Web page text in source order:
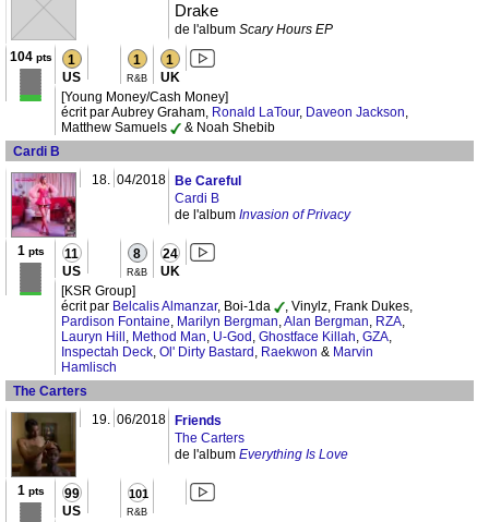
Drake
de l'album Scary Hours EP
104pts 1
US
1
R&B
1
UK
[Young Money/Cash Money]
écrit par Aubrey Graham, Ronald LaTour, Daveon Jackson,
Matthew Samuels
& Noah Shebib
Cardi B
18. 04/2018
Be Careful
Cardi B
de l'album Invasion of Privacy
1 pts 11
US
8
R&B
24
UK
[KSR Group]
écrit par Belcalis Almanzar, Boi-1da
, Vinylz, Frank Dukes,
Pardison Fontaine, Marilyn Bergman,Alan Bergman, RZA,
Lauryn Hill , Method Man, U-God , Ghostface Killah, GZA,
Inspectah Deck, Ol' Dirty Bastard , Raekwon & Marvin
Hamlisch
The Carters
19. 06/2018
Friends
The Carters
de l'album Everything Is Love
1 pts 99
US
101
R&B